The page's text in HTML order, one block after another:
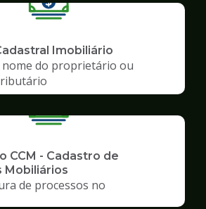
Imobiliário
nome do proprietário ou
CCM - Cadastro de
Mobiliários
de processos no